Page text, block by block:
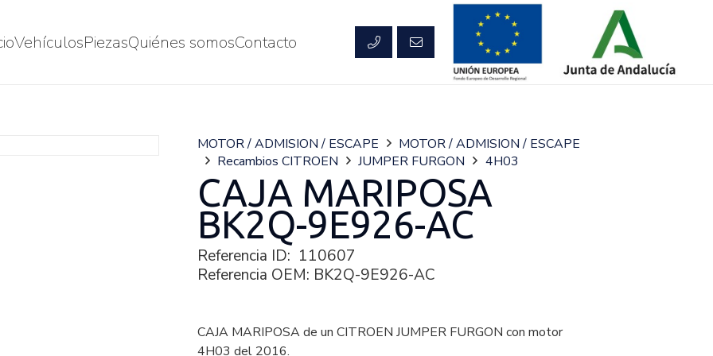
VehículosPiezasQuiénes somosContacto
MOTOR / ADMISION / ESCAPE
MOTOR / ADMISION / ESCAPE
Recambios CITROEN
JUMPER FURGON 4H03
CAJA MARIPOSA
BK2Q-9E926-AC
Referencia ID: 110607
Referencia OEM: BK2Q-9E926-AC
CAJA MARIPOSA de un CITROEN JUMPER FURGON con motor
4H03 del 2016.